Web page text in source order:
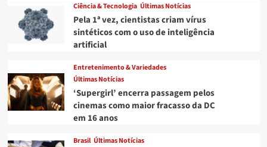
Ciência & Tecnologia Últimas Notícias
Pela 1ª vez, cientistas criam vírus
sintéticos com o uso de inteligência
artificial
Entretenimento & Variedades
Últimas Notícias
‘Supergirl’ encerra passagem pelos
cinemas como maior fracasso da DC
em 16 anos
Brasil Últimas Notícias